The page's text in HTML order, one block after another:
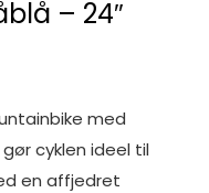
– 24″
med
cyklen ideel til
en affjedret